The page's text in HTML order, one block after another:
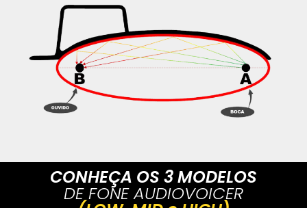
CONHEÇA OS 3 MODELOS
DE FONE AUDIOVOICER